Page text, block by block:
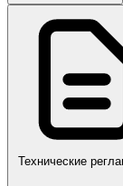
ПР,Р,ПМГ,РМГ
Технические